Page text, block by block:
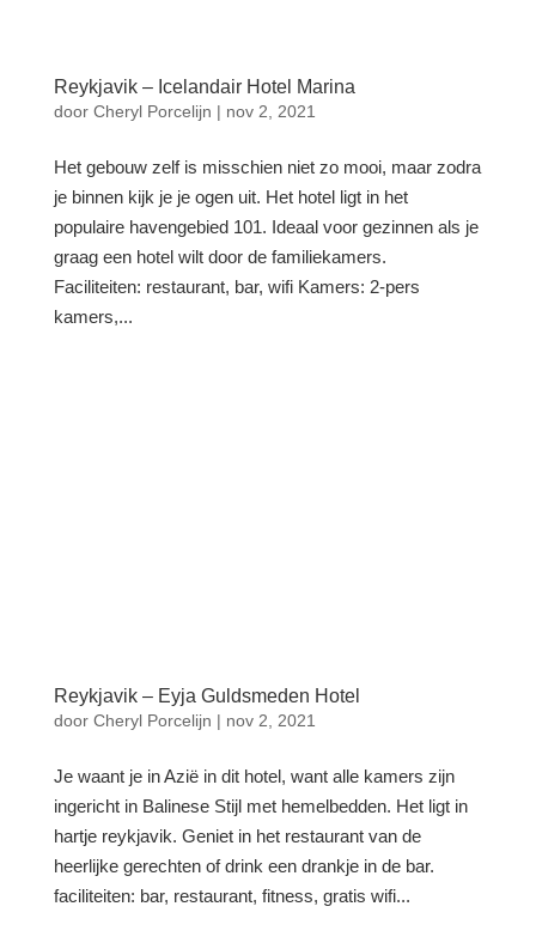
Reykjavik – Icelandair Hotel Marina
door Cheryl Porcelijn | nov 2, 2021
Het gebouw zelf is misschien niet zo mooi, maar zodra
je binnen kijk je je ogen uit. Het hotel ligt in het
populaire havengebied 101. Ideaal voor gezinnen als je
graag een hotel wilt door de familiekamers.
Faciliteiten: restaurant, bar, wifi Kamers: 2-pers
kamers,...
Reykjavik – Eyja Guldsmeden Hotel
door Cheryl Porcelijn | nov 2, 2021
Je waant je in Azië in dit hotel, want alle kamers zijn
ingericht in Balinese Stijl met hemelbedden. Het ligt in
hartje reykjavik. Geniet in het restaurant van de
heerlijke gerechten of drink een drankje in de bar.
faciliteiten: bar, restaurant, fitness, gratis wifi...